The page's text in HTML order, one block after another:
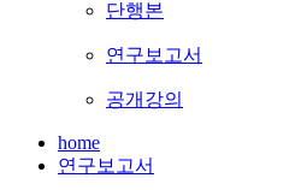
단행본
연구보고서
공개강의
home
연구보고서